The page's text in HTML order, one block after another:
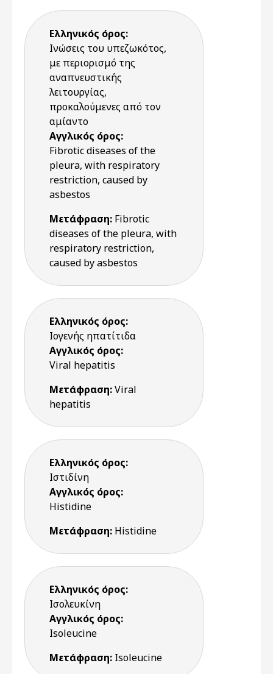
Ελληνικός όρος:
Ινώσεις του υπεζωκότος,
με περιορισμό της
αναπνευστικής
λειτουργίας,
προκαλούμενες από τον
αμίαντο
Αγγλικός όρος:
Fibrotic diseases of the
pleura, with respiratory
restriction, caused by
asbestos
Μετάφραση: Fibrotic
diseases of the pleura, with
respiratory restriction,
caused by asbestos
Ελληνικός όρος:
Ιογενής ηπατίτιδα
Αγγλικός όρος:
Viral hepatitis
Μετάφραση:Viral
hepatitis
Ελληνικός όρος:
Ιστιδίνη
Αγγλικός όρος:
Histidine
Μετάφραση: Histidine
Ελληνικός όρος:
Ισολευκίνη
Αγγλικός όρος:
Isoleucine
Μετάφραση: Isoleucine